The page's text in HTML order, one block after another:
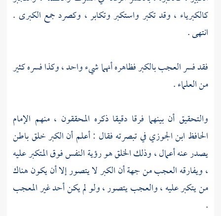
كالكبرياء ، وقد تكبر واستكبر وتكابر ، وكصرد جمع الكبرى .
انتهى .
فقد فسر العجب بالكبر فظاهره أنهما شيء واحد ، وكذا فسره كثير
من العلماء .
والتحقيق أن بينهما فرقا دقيقا ذكره المحققون ، منهم الإمام
الحافظ ابن الجوزيفي تبصرته فقال : أعلم أن الكبر خلق باطن
يصدر عنه أعمال ، وذلك الخلق هو رؤية النفس فوق المتكبر عليه
، ويفارقه العجب من جهة أن الكبر لا يتصور إلا أن يكون هناك
من يتكبر عليه ، والعجب يتصور ، ولو لم يكن أحد غير المعجب
.